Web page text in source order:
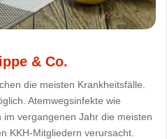
& Co.
die meisten Krankheitsfälle.
Atemwegsinfekte wie
vergangenen Jahr die meisten
KKH-Mitgliedern verursacht.